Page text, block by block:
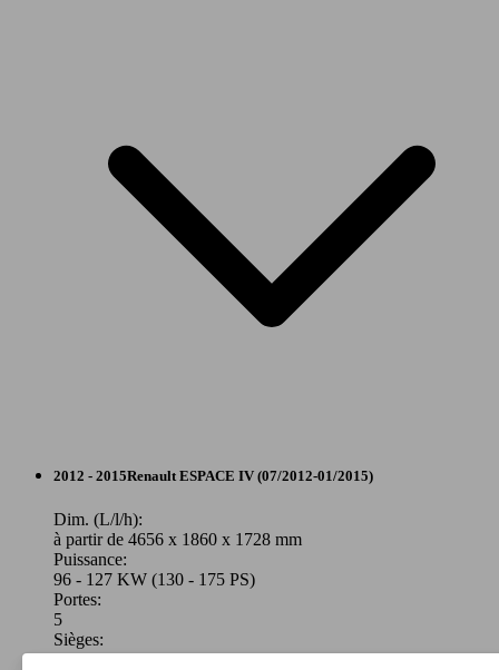
Espace Blue dCi 190 EDC
Essence
Model Version
Monospace
Diesel
Model Version
Leistung
2012 - 2015Renault ESPACE IV (07/2012-01/2015)
Dim. (L/l/h):
à partir de 4656 x 1860 x 1728 mm
Puissance:
96 - 127 KW (130 - 175 PS)
Portes:
5
Sièges:
5